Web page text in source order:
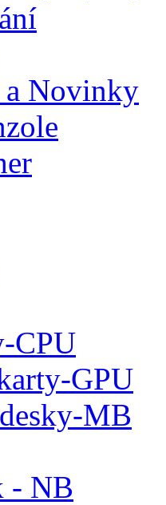
Novinky
CPU
GPU
MB
- NB